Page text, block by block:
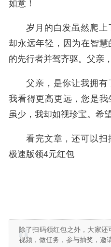
如意！
岁月的白发虽然爬上
却永远年轻，因为在智
的先行者并驾齐驱。父亲
父亲，是你让我拥有
我看得更高更远，您是
虽少，我却如视珍宝。希
看完文章，还可以
极速版领4元红包
除了扫码领红包之外，大家
视频，做任务，参与抽奖，邀